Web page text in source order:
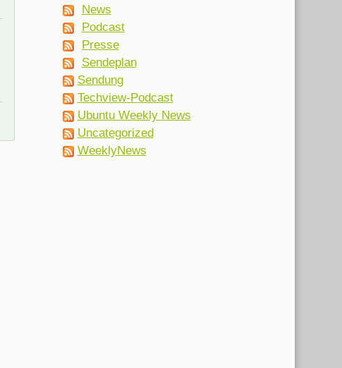
News
Podcast
Presse
Sendeplan
Sendung
Techview-Podcast
Ubuntu Weekly News
Uncategorized
WeeklyNews